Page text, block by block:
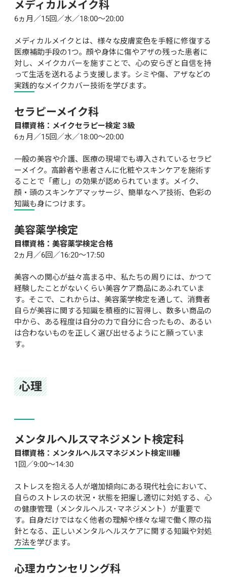
メディカルメイク科
6ヵ月／15回／水／18:00～20:00
メディカルメイクとは、様々な皮膚変色を手軽に修復する
医療補助手段の1つ。顔や身体に傷やアザの残った患者に
対し、メイクカバーを施すことで、心の安らぎと自信を持
って生活を送れるよう支援します。シミや傷、アザなどの
実践的なメイクカバー技術を学びます。
セラピーメイク科
目標資格：メイクセラピー検定 3級
6ヵ月／15回／水／18:00～20:00
一般の美容や介護、医療の現場でも導入されているセラピ
ーメイク。高齢者や患者さんに化粧やスキンケアを施術す
ることで「癒し」の効果が認められています。メイク、
顔・頭のスキンケアマッサージ、簡単なヘア技術、色彩の
知識も身につけます。
美容薬学検定
目標資格：美容薬学検定合格
2ヵ月／6回／16:20～17:50
美容への関心が益々高まる中、私たちの周りには、かつて
経験したことがないくらい美容ケア商品にあふれていま
す。そこで、これからは、美容薬学検定を通して、消費者
自らが美容に関する知識を積極的に習得し、数多い商品の
中から、ある程度は自分の力で自分に合ったもの、あるい
は合わないものを正しく選び出せるようにと願っていま
す。
心理
メンタルヘルスマネジメント検定科
目標資格：メンタルヘルスマネジメント検定Ⅲ種
1回／9:00～14:30
ストレスを抱える人が増加傾向にある現代社会において、
自らのストレスの状況・状態を把握し適切に対処する、心
の健康管理（メンタルヘルス･マネジメント）が重要で
す。自身だけではなく他者の理解や様々な場で働く際の指
針となる、正しいメンタルヘルスケアに関する知識や対処
方法を学びます。
心理カウンセリング科